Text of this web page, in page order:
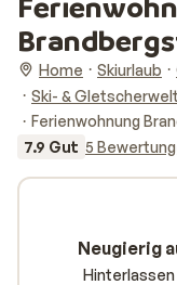
Home Skiurlaub
Ski- &
Ferienwohnung
7.9 Gut 5
Neugierig
Hinterlassen